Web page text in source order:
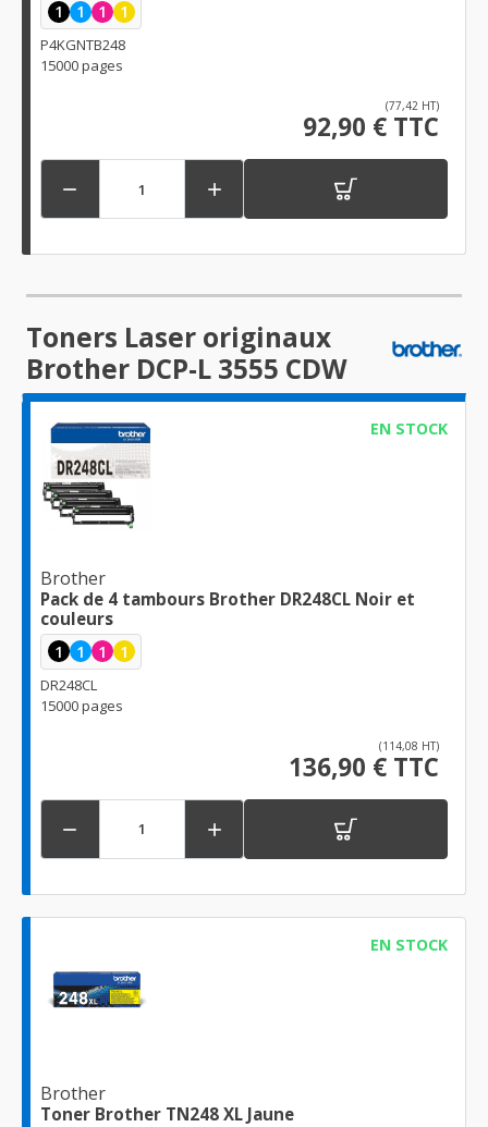
1 1 1 1
P4KGNTB248
15000 pages
(77,42 HT)
92,90 € TTC
 
Toners Laser originaux
Brother DCP-L 3555 CDW
EN STOCK
Brother
Pack de 4 tambours Brother DR248CL Noir et
couleurs
1 1 1 1
DR248CL
15000 pages
(114,08 HT)
136,90 € TTC
 
EN STOCK
Brother
Toner Brother TN248 XL Jaune